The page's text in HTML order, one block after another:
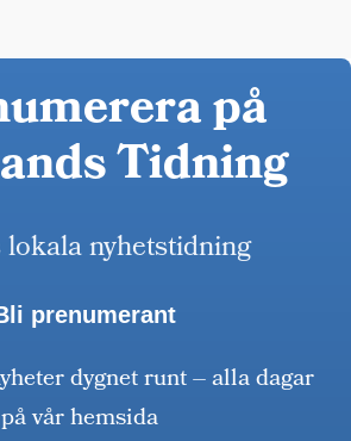
på
Tidning
nyhetstidning
prenumerant
dygnet runt – alla dagar
vår hemsida